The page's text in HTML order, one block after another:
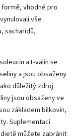
formě, vhodné pro
vše
sacharidů,
a L-valin se
a jsou obsaženy
důležitý zdroj
jsou obsaženy ve
základem bílkovin,
Suplementací
můžete zabránit